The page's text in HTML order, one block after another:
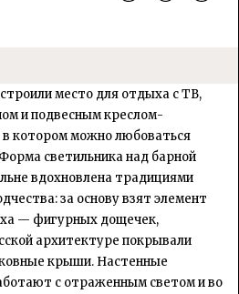
место для отдыха с ТВ,
и подвесным креслом-
в котором можно любоваться
светильника над барной
вдохновлена традициями
за основу взят элемент
— фигурных дощечек,
архитектуре покрывали
крыши. Настенные
с отраженным светом и во